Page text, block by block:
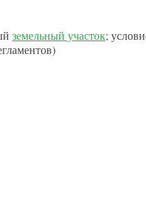
земельный участок;